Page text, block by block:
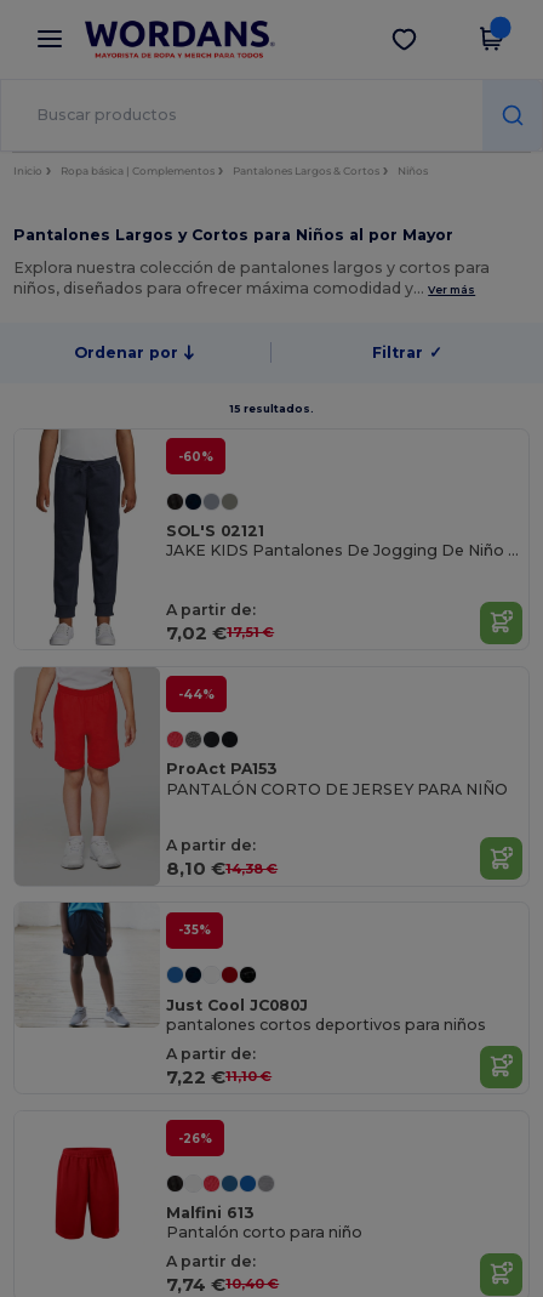
× App de Wordans
¡Mejores precios en app!
Descargar app
Inicio Ropa básica | Complementos Pantalones Largos & Cortos Niños
Pantalones Largos y Cortos para Niños al por Mayor
Explora nuestra colección de pantalones largos y cortos para
niños, diseñados para ofrecer máxima comodidad y…Ver más
Ordenar por Filtrar ✓
15 resultados.
-60%
SOL'S 02121
JAKE KIDS Pantalones De Jogging De Niño Con Corte Ajustado
A partir de:
7,02 €17,51 €
-44%
ProAct PA153
PANTALÓN CORTO DE JERSEY PARA NIÑO
A partir de:
8,10 €14,38 €
-35%
Just Cool JC080J
pantalones cortos deportivos para niños
A partir de:
7,22 €11,10 €
-26%
Malfini 613
Pantalón corto para niño
A partir de:
7,74 €10,40 €